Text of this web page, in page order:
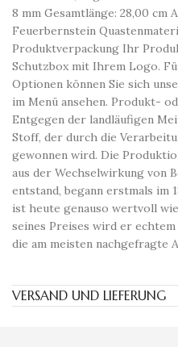
8 mm Gesamtlänge: 28,00 cm
Feuerbernstein
Produktverpackung Ihr
Schutzbox mit Ihrem Logo.
Optionen können Sie sich
im Menü ansehen. Produkt-
Entgegen der landläufigen
Stoff, der durch die
gewonnen wird. Die
aus der Wechselwirkung von
entstand, begann erstmals im
ist heute genauso wertvoll
seines Preises wird er
die am meisten nachgefragte
VERSAND UND LIEFERUNG